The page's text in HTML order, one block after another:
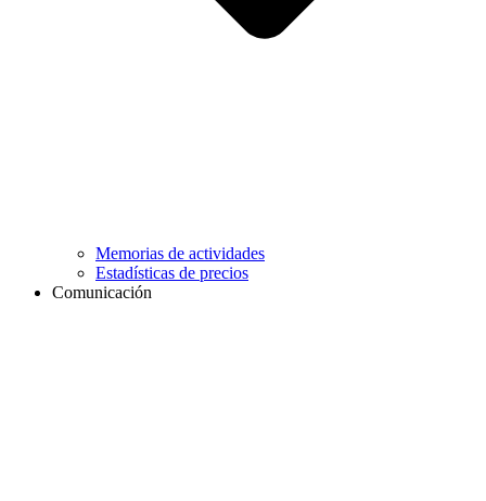
Memorias de actividades
Estadísticas de precios
Comunicación